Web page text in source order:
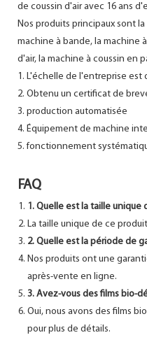
de coussin d'air avec 16 ans
Nos produits principaux sont
machine à bande, la machine
d'air, la machine à coussin en
1. L'échelle de l'entreprise est
2. Obtenu un certificat de
3. production automatisée
4. Équipement de machine
5. fonctionnement
FAQ
1. Quelle est la taille
La taille unique de ce
2. Quelle est la période de
Nos produits ont une
après-vente en ligne.
3. Avez-vous des films bio-
Oui, nous avons des films
pour plus de détails.